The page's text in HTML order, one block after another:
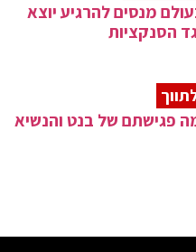
מנסים להרגיע יוצא
הסנקציות
פגישתם של בנט והנשיא